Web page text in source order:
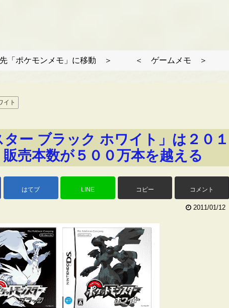
「ポケモンメモ」に移動 ＞ ＜ ゲームメモ ＞
イト
ター ブラック ホワイト」は２０１
売本数が５００万本を越える
はてブ LINE コピー コメント
2011/01/12